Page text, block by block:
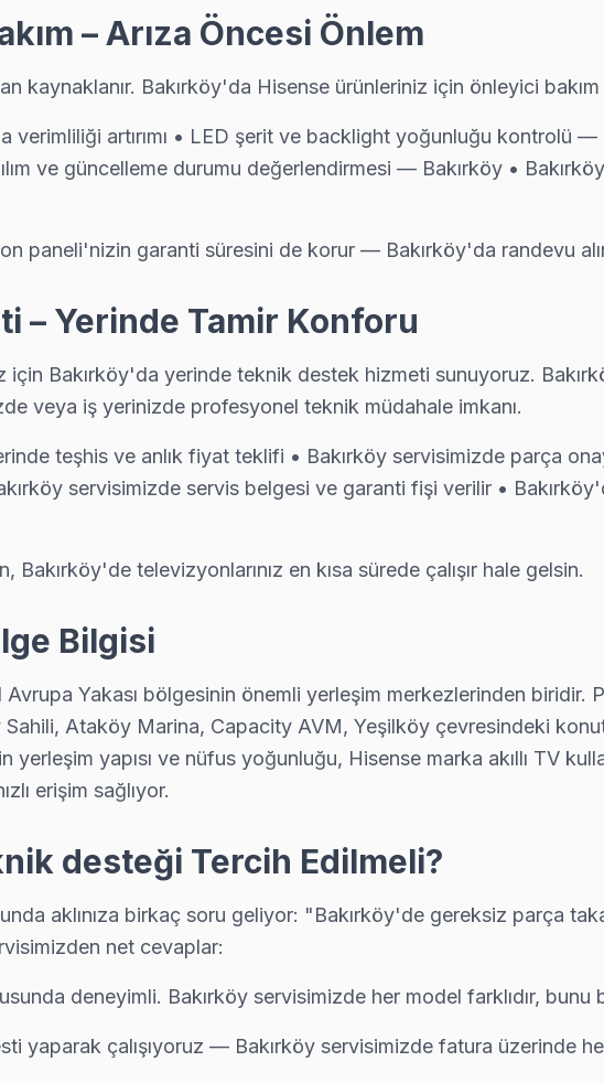
sonra dijital garanti belgesi alıyor. Arıza tekrarında ücretsiz bakım
alanını haritada görebilirsiniz.
sunulmaktadır.
– Arıza Öncesi Önlem
kaynaklanır. Bakırköy'da Hisense ürünleriniz için önleyici
verimliliği artırımı • LED şerit ve backlight yoğunluğu kontrolü —
ve güncelleme durumu değerlendirmesi — Bakırköy •
paneli'nizin garanti süresini de korur — Bakırköy'da randevu
– Yerinde Tamir Konforu
için Bakırköy'da yerinde teknik destek hizmeti sunuyoruz.
veya iş yerinizde profesyonel teknik müdahale imkanı.
teşhis ve anlık fiyat teklifi • Bakırköy servisimizde parça
servisimizde servis belgesi ve garanti fişi verilir •
televizyonlarınız en kısa sürede çalışır hale gelsin.
Bilgisi
Yakası bölgesinin önemli yerleşim merkezlerinden biridir.
Sahili, Ataköy Marina, Capacity AVM, Yeşilköy çevresindeki
yapısı ve nüfus yoğunluğu, Hisense marka akıllı TV
erişim sağlıyor.
desteği Tercih Edilmeli?
aklınıza birkaç soru geliyor: "Bakırköy'de gereksiz parça
net cevaplar:
deneyimli. Bakırköy servisimizde her model farklıdır, bunu
yaparak çalışıyoruz — Bakırköy servisimizde fatura üzerinde